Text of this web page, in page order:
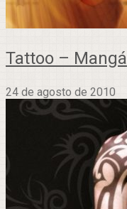
Tattoo – Mangá
24 de agosto de 2010